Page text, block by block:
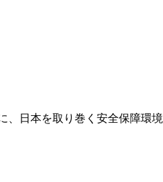
日本を取り巻く安全保障環